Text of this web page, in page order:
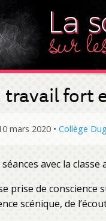
travail fort
mars 2020 • Collège
séances avec la
prise de conscience
scénique, de